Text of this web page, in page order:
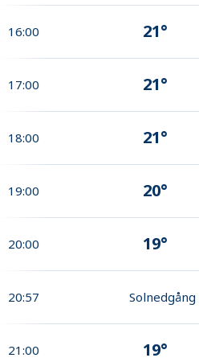
16:00 21°
17:00 21°
18:00 21°
19:00 20°
20:00 19°
20:57 Solnedgång
21:00 19°